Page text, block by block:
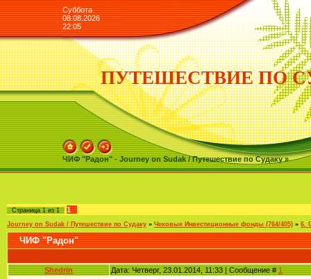
Суббота
08.08.2026
22:05
ПУТЕШЕСТВИЕ ПО
ЧИФ "Радон" - Journey on Sudak / Путешествие по Судаку »
Страница1из1 1
Journey on Sudak / Путешествие по Судаку » Чековые Инвестиционные фонды (764/405) » 6.
ЧИФ "Радон"
Shedrin Дата: Четверг, 23.01.2014, 11:33 | Сообщение # 1